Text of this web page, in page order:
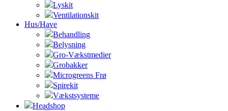
Lyskit
Ventilationskit
Hus/Have
Behandling
Belysning
Gro-Vækstmedier
Grobakker
Microgreens Frø
Spirekit
Vækstsysteme
Headshop